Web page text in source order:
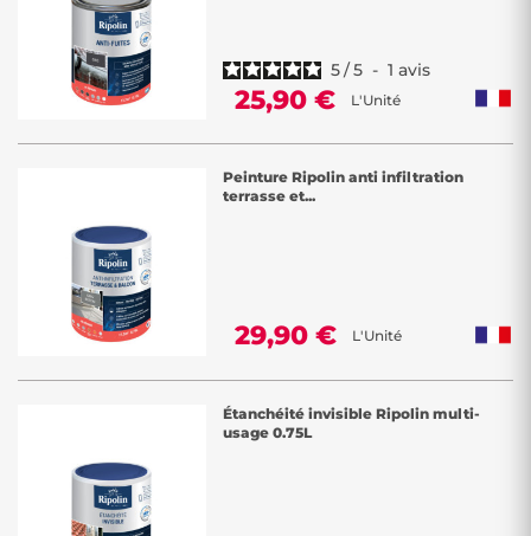
5/5 - 1 avis
25,90 € L'Unité
Peinture Ripolin anti infiltration
terrasse et...
29,90 € L'Unité
Étanchéité invisible Ripolin multi-
usage 0.75L